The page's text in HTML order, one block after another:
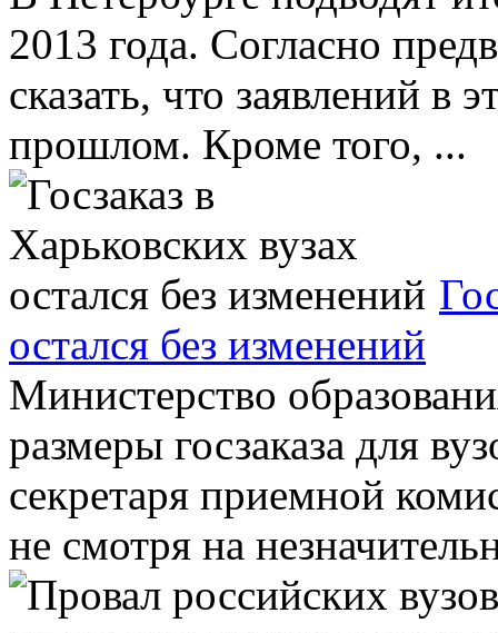
2013 года. Согласно
сказать, что заявлений в
прошлом. Кроме того, ...
остался без изменений
Министерство
размеры госзаказа для
секретаря приемной
не смотря на